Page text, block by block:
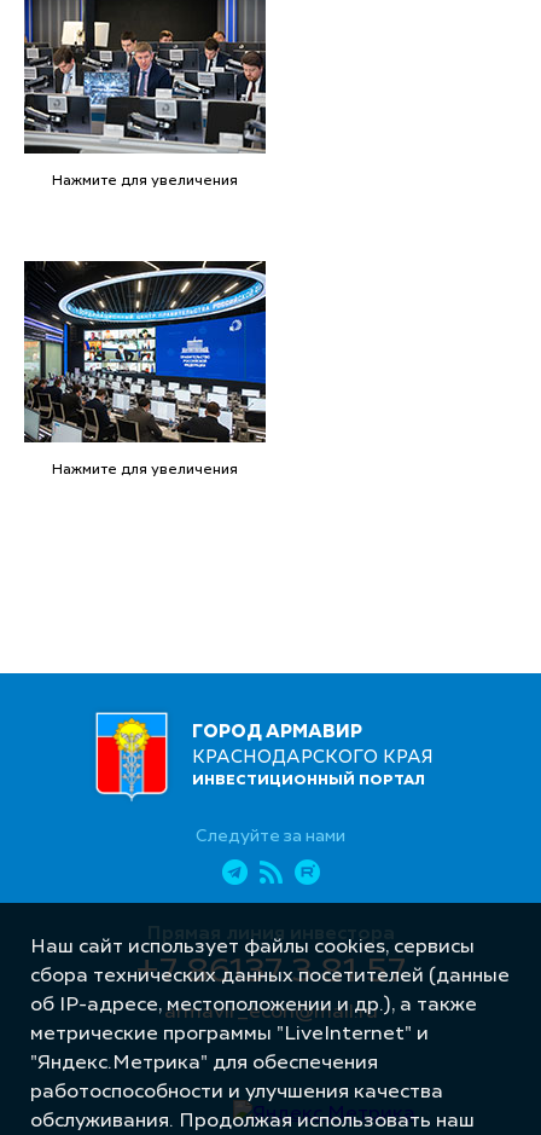
Нажмите для увеличения
Нажмите для увеличения
ГОРОД АРМАВИР
КРАСНОДАРСКОГО КРАЯ
ИНВЕСТИЦИОННЫЙ ПОРТАЛ
Следуйте за нами
Прямая линия инвестора
+7 86137 3 81 57
armavir_econ@mail.ru
Наш сайт использует файлы cookies, сервисы
сбора технических данных посетителей (данные
об IP-адресе, местоположении и др.), а также
метрические программы "LiveInternet" и
"Яндекс.Метрика" для обеспечения
работоспособности и улучшения качества
обслуживания. Продолжая использовать наш